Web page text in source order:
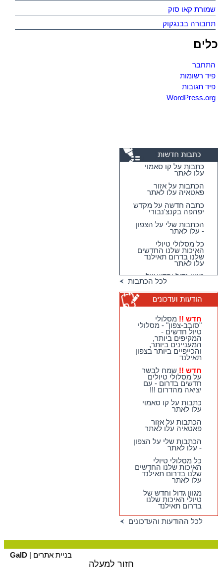
שמורת קאו סוק
תחבורה בבנגקוק
כלים
התחבר
פיד רשומות
פיד תגובות
WordPress.org
כתבות על קו סאמוי
עלו לאתר
הכתבות על אזור
פאטאיה עלו לאתר
כתבה חדשה על מקדש
יפהפה בקנצ'נבורי
הכתבות שלי על הצפון
- עלו לאתר
כל מסלולי טיולי
האיכות שלנו החדשים
שלנו בדרום תאילנד
עלו לאתר
מגוון גדול וחדש של
טיולי האיכות שלנו
טיולי יום מהואה הין -
מבחר גדול של
מסלולים כייפיים
וחווייתיים לנופשים
בהואה הין !!
חדש !!מסלולי
"סובב-צפון" - מסלולי
טיול חדשים - המקיפים
ביותר, המעניינים
ביותר, והכייפיים ביותר
בצפון תאילנד
חדש !! שמח לבשר על
מסלולי טיולים חדשים
בדרום - עם יציאה
מהדרום !!!
לכל הכתבות
חדש !! מסלולי
"סובב-צפון" - מסלולי
טיול חדשים -
המקיפים ביותר,
המעניינים ביותר,
והכייפיים ביותר בצפון
תאילנד
חדש !! שמח לבשר
על מסלולי טיולים
חדשים בדרום - עם
יציאה מהדרום !!!
כתבות על קו סאמוי
עלו לאתר
הכתבות על אזור
פאטאיה עלו לאתר
הכתבות שלי על הצפון
- עלו לאתר
כל מסלולי טיולי
האיכות שלנו החדשים
שלנו בדרום תאילנד
עלו לאתר
מגוון גדול וחדש של
טיולי האיכות שלנו
בדרום תאילנד
לכל ההודעות והעדכונים
בניית אתרים | GalD
חזור למעלה